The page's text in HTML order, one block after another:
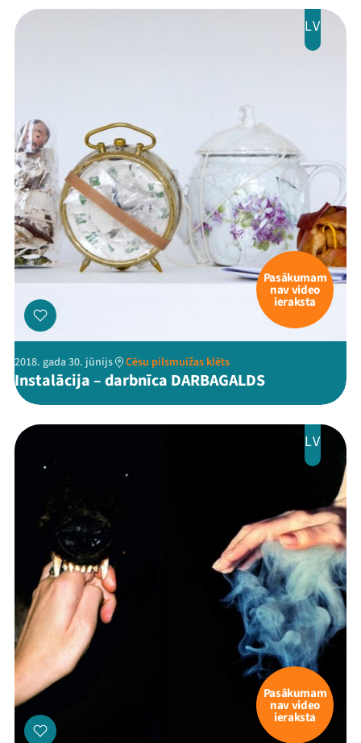
LV
Pasākumam
nav video
ieraksta
2018. gada 30. jūnijs Cēsu pilsmuižas klēts
Instalācija – darbnīca DARBAGALDS
LV
Pasākumam
nav video
ieraksta